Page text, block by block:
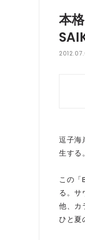
本
逗子海
生する。
この「
る。サ
他、カ
ひと夏